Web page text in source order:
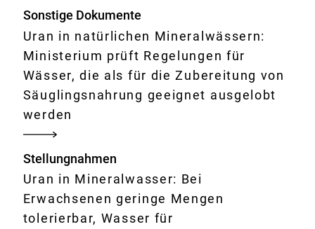
Sonstige Dokumente
Uran in natürlichen Mineralwässern:
Ministerium prüft Regelungen für
Wässer, die als für die Zubereitung von
Säuglingsnahrung geeignet ausgelobt
werden
Stellungnahmen
Uran in Mineralwasser: Bei
Erwachsenen geringe Mengen
tolerierbar, Wasser für